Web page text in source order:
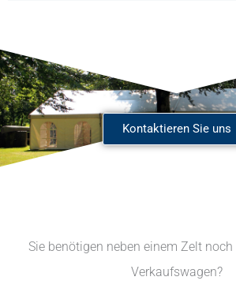
Kontaktieren Sie uns
Sie benötigen neben einem Zelt
Verkaufswagen?